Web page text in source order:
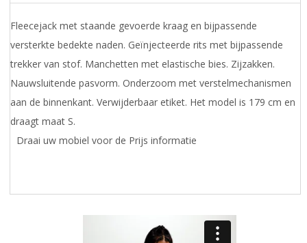
Fleecejack met staande gevoerde kraag en bijpassende
versterkte bedekte naden. Geïnjecteerde rits met bijpassende
trekker van stof. Manchetten met elastische bies. Zijzakken.
Nauwsluitende pasvorm. Onderzoom met verstelmechanismen
aan de binnenkant. Verwijderbaar etiket. Het model is 179 cm en
draagt maat S.
Draai uw mobiel voor de Prijs informatie